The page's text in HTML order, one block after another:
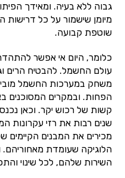
גבוה ללא בעיה. ומאידך
מיומן שישמור על כל דרישות
שוטפת קבועה.
כלומר, היום אי אפשר
עולם החשמל. להבטיח הרים
משחק במערכות החשמל
הפחות. ובמקרים המסוכנים
קשות של רכוש יקר. וכאן
שנים רבות את רזי עקרונות
מכירים את המבנים הקיימים
הלוגיקה שעומדת
השירות שלהם, לכל שינוי